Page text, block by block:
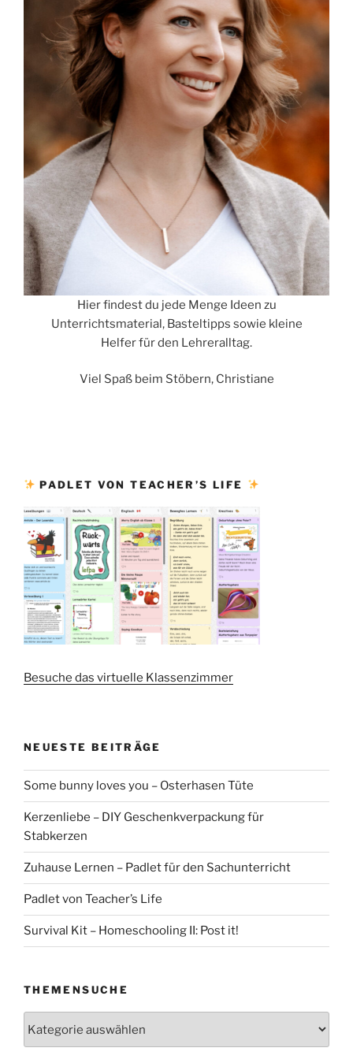
Hier findest du jede Menge Ideen zu
Unterrichtsmaterial, Basteltipps sowie kleine
Helfer für den Lehreralltag.
Viel Spaß beim Stöbern, Christiane
PADLET VON TEACHER’S LIFE
Besuche das virtuelle Klassenzimmer
NEUESTE BEITRÄGE
Some bunny loves you – Osterhasen Tüte
Kerzenliebe – DIY Geschenkverpackung für
Stabkerzen
Zuhause Lernen – Padlet für den Sachunterricht
Padlet von Teacher’s Life
Survival Kit – Homeschooling II: Post it!
THEMENSUCHE